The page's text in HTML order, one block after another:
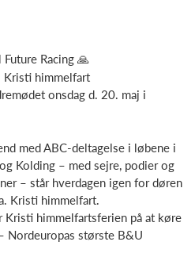
Racing 🙏
Kristi himmelfart
onsdag d. 20. maj i
med ABC-deltagelse i løbene i
Kolding – med sejre, podier og
– står hverdagen igen for døren
Kristi himmelfart.
Kristi himmelfartsferien på at køre
Nordeuropas største B&U